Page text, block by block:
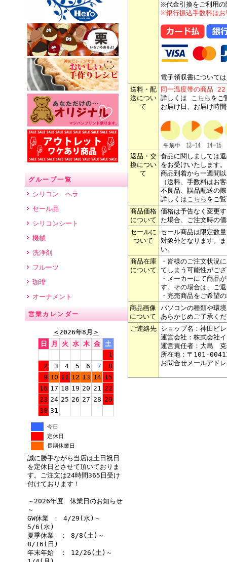
グループ一覧
シリコン ヘラ
セール品
シリコンシート
機械
洗浄剤
フルーツ
珈琲
オーナメント
営業カレンダー
＜2026年8月 ＞
日
月 火 水 木 金 土
1
2
3 4 5 6 7
8
9 10 11 12 13 14 15
16 17 18 19 20 21 22
23 24 25 26 27 28 29
30 31
今日
定休日
長期休業日
誠に勝手ながら当店は土日祝日
を定休日とさせて頂いておりま
す。ご注文は24時間365日受け
付けております！
～2026年度 休業日のお知らせ
～
GW休業 ： 4/29(水)～
5/6(水)
夏季休業 ： 8/8(土)～
8/16(日)
年末年始 ： 12/26(土)～
※代金引換をご利用の
※銀行振込手数料はお
電子領収書については
送料・配
送につい
て
同一温度帯の商品
詳しくは こちら をご
お届け日、お届け時
返品・交
換につい
て
食品に関しましては
をお受けいたします。
商品到着から一週間
（送料、手数料はお
不良品、誤品配送の
詳しくはこちら をご
商品価格
について
価格は予告なく変更
た場合、ご注文時の
セールに
ついて
セール商品は限定数
対象外となります。
い。
商品在庫
について
・皆様のご注文状況
てしまう可能性がご
・メーカーにて商品
す。その場合は、ご
・完売商品をご希望
商品画像
について
パソコンの種類や環
あらかじめご了承く
ご連絡先
ショップ名：神田ビ
運営会社：株式会社
運営責任者：大島
所在地：〒101-
お問合せメールアド